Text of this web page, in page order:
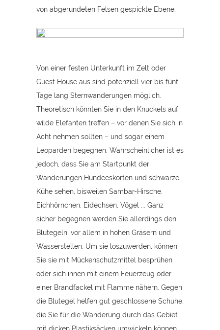
von abgerundeten Felsen gespickte Ebene.
Von einer festen Unterkunft im Zelt oder
Guest House aus sind potenziell vier bis fünf
Tage lang Sternwanderungen möglich.
Theoretisch könnten Sie in den Knuckels auf
wilde Elefanten treffen – vor denen Sie sich in
Acht nehmen sollten – und sogar einem
Leoparden begegnen. Wahrscheinlicher ist es
jedoch, dass Sie am Startpunkt der
Wanderungen Hundeeskorten und schwarze
Kühe sehen, bisweilen Sambar-Hirsche,
Eichhörnchen, Eidechsen, Vögel ... Ganz
sicher begegnen werden Sie allerdings den
Blutegeln, vor allem in hohen Gräsern und
Wasserstellen. Um sie loszuwerden, können
Sie sie mit Mückenschutzmittel besprühen
oder sich ihnen mit einem Feuerzeug oder
einer Brandfackel mit Flamme nähern. Gegen
die Blutegel helfen gut geschlossene Schuhe,
die Sie für die Wanderung durch das Gebiet